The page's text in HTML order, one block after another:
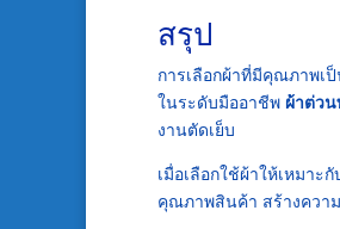
สรุป
การเลือกผ้าที่มีคุณภาพเ
ในระดับมืออาชีพ ผ้าต่ว
งานตัดเย็บ
เมื่อเลือกใช้ผ้าให้เหมา
คุณภาพสินค้า สร้างควา